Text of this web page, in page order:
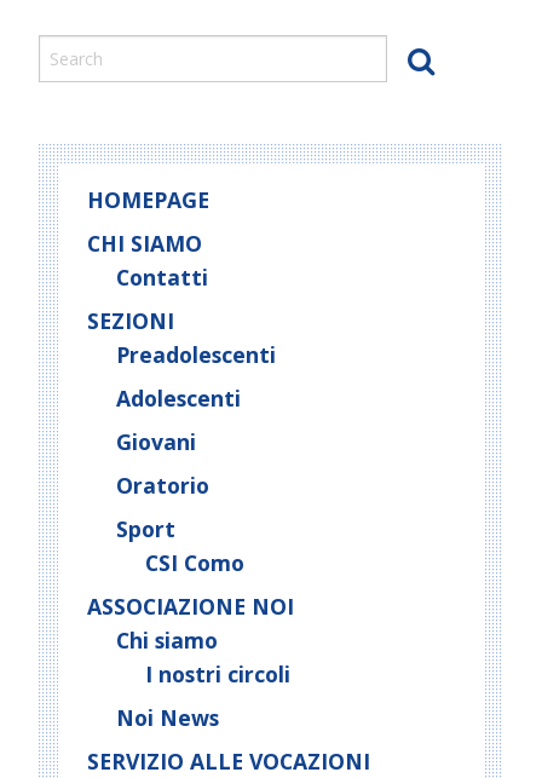
HOMEPAGE
CHI SIAMO
Contatti
SEZIONI
Preadolescenti
Adolescenti
Giovani
Oratorio
Sport
CSI Como
ASSOCIAZIONE NOI
Chi siamo
I nostri circoli
Noi News
SERVIZIO ALLE VOCAZIONI